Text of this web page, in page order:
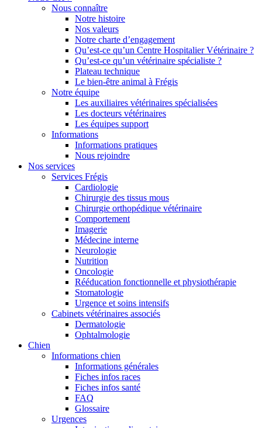
Nous connaître
Notre histoire
Nos valeurs
Notre charte d’engagement
Qu’est-ce qu’un Centre Hospitalier Vétérinaire ?
Qu’est-ce qu’un vétérinaire spécialiste ?
Plateau technique
Le bien-être animal à Frégis
Notre équipe
Les auxiliaires vétérinaires spécialisées
Les docteurs vétérinaires
Les équipes support
Informations
Informations pratiques
Nous rejoindre
Nos services
Services Frégis
Cardiologie
Chirurgie des tissus mous
Chirurgie orthopédique vétérinaire
Comportement
Imagerie
Médecine interne
Neurologie
Nutrition
Oncologie
Rééducation fonctionnelle et physiothérapie
Stomatologie
Urgence et soins intensifs
Cabinets vétérinaires associés
Dermatologie
Ophtalmologie
Chien
Informations chien
Informations générales
Fiches infos races
Fiches infos santé
FAQ
Glossaire
Urgences